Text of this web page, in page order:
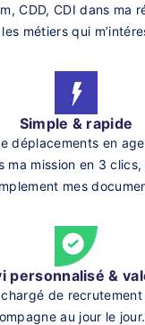
CDD, CDI dans ma
métiers qui
Simple & rapide
déplacements en
ma mission en 3
mes
personnalisé &
chargé de
au jour le